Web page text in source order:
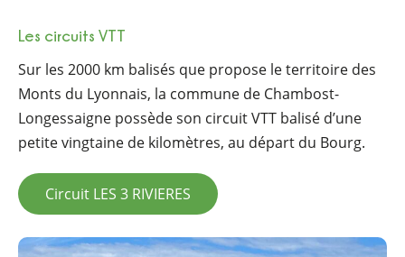
Les circuits VTT
Sur les 2000 km balisés que propose le territoire des
Monts du Lyonnais, la commune de Chambost-
Longessaigne possède son circuit VTT balisé d’une
petite vingtaine de kilomètres, au départ du Bourg.
Circuit LES 3 RIVIERES